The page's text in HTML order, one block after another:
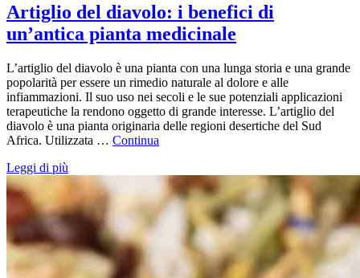
Artiglio del diavolo: i benefici di
un’antica pianta medicinale
L’artiglio del diavolo è una pianta con una lunga storia e una grande
popolarità per essere un rimedio naturale al dolore e alle
infiammazioni. Il suo uso nei secoli e le sue potenziali applicazioni
terapeutiche la rendono oggetto di grande interesse. L’artiglio del
diavolo è una pianta originaria delle regioni desertiche del Sud
Africa. Utilizzata … Continua
Leggi di più